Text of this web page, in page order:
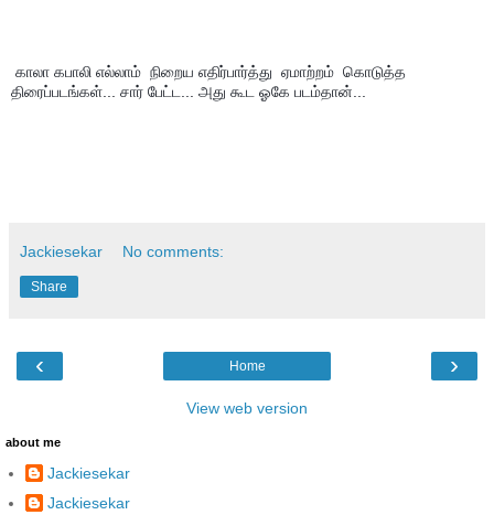
திரைப்படங்கள்... சார் பேட்ட... அது கூட ஓகே படம்தான்...
Jackiesekar No comments:
Share
‹ ›
Home
View web version
about me
Jackiesekar
Jackiesekar